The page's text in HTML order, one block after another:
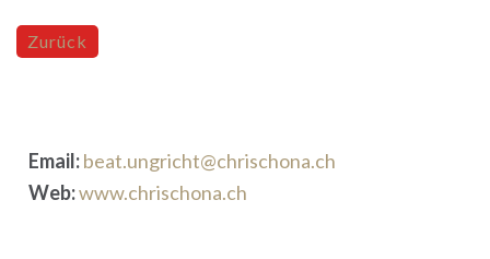
Zurück
Email:beat.ungricht@chrischona.ch
Web:www.chrischona.ch